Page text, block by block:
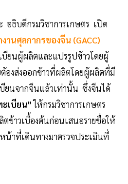
ธิบดีกรมวิชาการเกษตร เปิด
านศุลกากรของจีน (GACC)
ยนผู้ผลิตและแปรรูปข้าวโดยผู้
องส่งออกข้าวที่ผลิตโดยผู้ผลิตที่มี
ยนจากจีนแล้วเท่านั้น ซึ่งจีนได้
เบียน”ให้กรมวิชาการเกษตร
ข้าวเบื้องต้นก่อนเสนอรายชื่อให้
าที่เดินทางมาตรวจประเมินที่